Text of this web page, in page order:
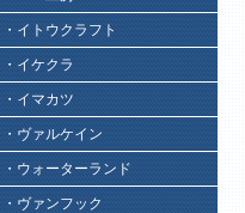
・イトウクラフト
・イケクラ
・イマカツ
・ヴァルケイン
・ウォーターランド
・ヴァンフック